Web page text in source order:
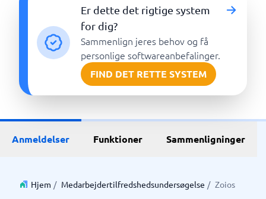
Er dette det rigtige system
for dig?
Sammenlign jeres behov og få
personlige softwareanbefalinger.
FIND DET RETTE SYSTEM
Anmeldelser Funktioner Sammenligninger
Hjem / Medarbejdertilfredshedsundersøgelse / Zoios